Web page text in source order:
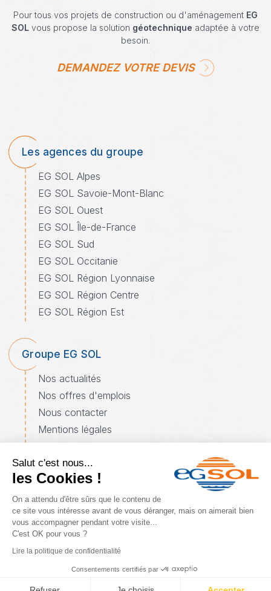
Pour tous vos projets de construction ou d'aménagement EG
SOL vous propose la solution géotechnique adaptée à votre
besoin.
DEMANDEZ VOTRE DEVIS
Groupe EG SOL
Nos actualités
Nos offres d'emplois
Nous contacter
Mentions légales
Plan du site
Les agences du groupe
EG SOL Alpes
EG SOL Savoie-Mont-Blanc
EG SOL Ouest
EG SOL Île-de-France
EG SOL Sud
EG SOL Occitanie
EG SOL Région Lyonnaise
EG SOL Région Centre
EG SOL Région Est
Particuliers
Professionnels
Domaines de compétences
Salut c'est nous...
les Cookies !
On a attendu d'être sûrs que le contenu de
ce site vous intéresse avant de vous déranger, mais on aimerait bien
vous accompagner pendant votre visite...
C'est OK pour vous ?
Lire la politique de confidentialité
Consentements certifiés par